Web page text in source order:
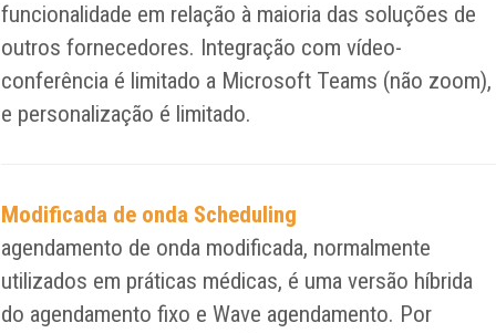
funcionalidade em relação à maioria das soluções de
outros fornecedores. Integração com vídeo-
conferência é limitado a Microsoft Teams (não zoom),
e personalização é limitado.
Modificada de onda Scheduling
agendamento de onda modificada, normalmente
utilizados em práticas médicas, é uma versão híbrida
do agendamento fixo e Wave agendamento. Por